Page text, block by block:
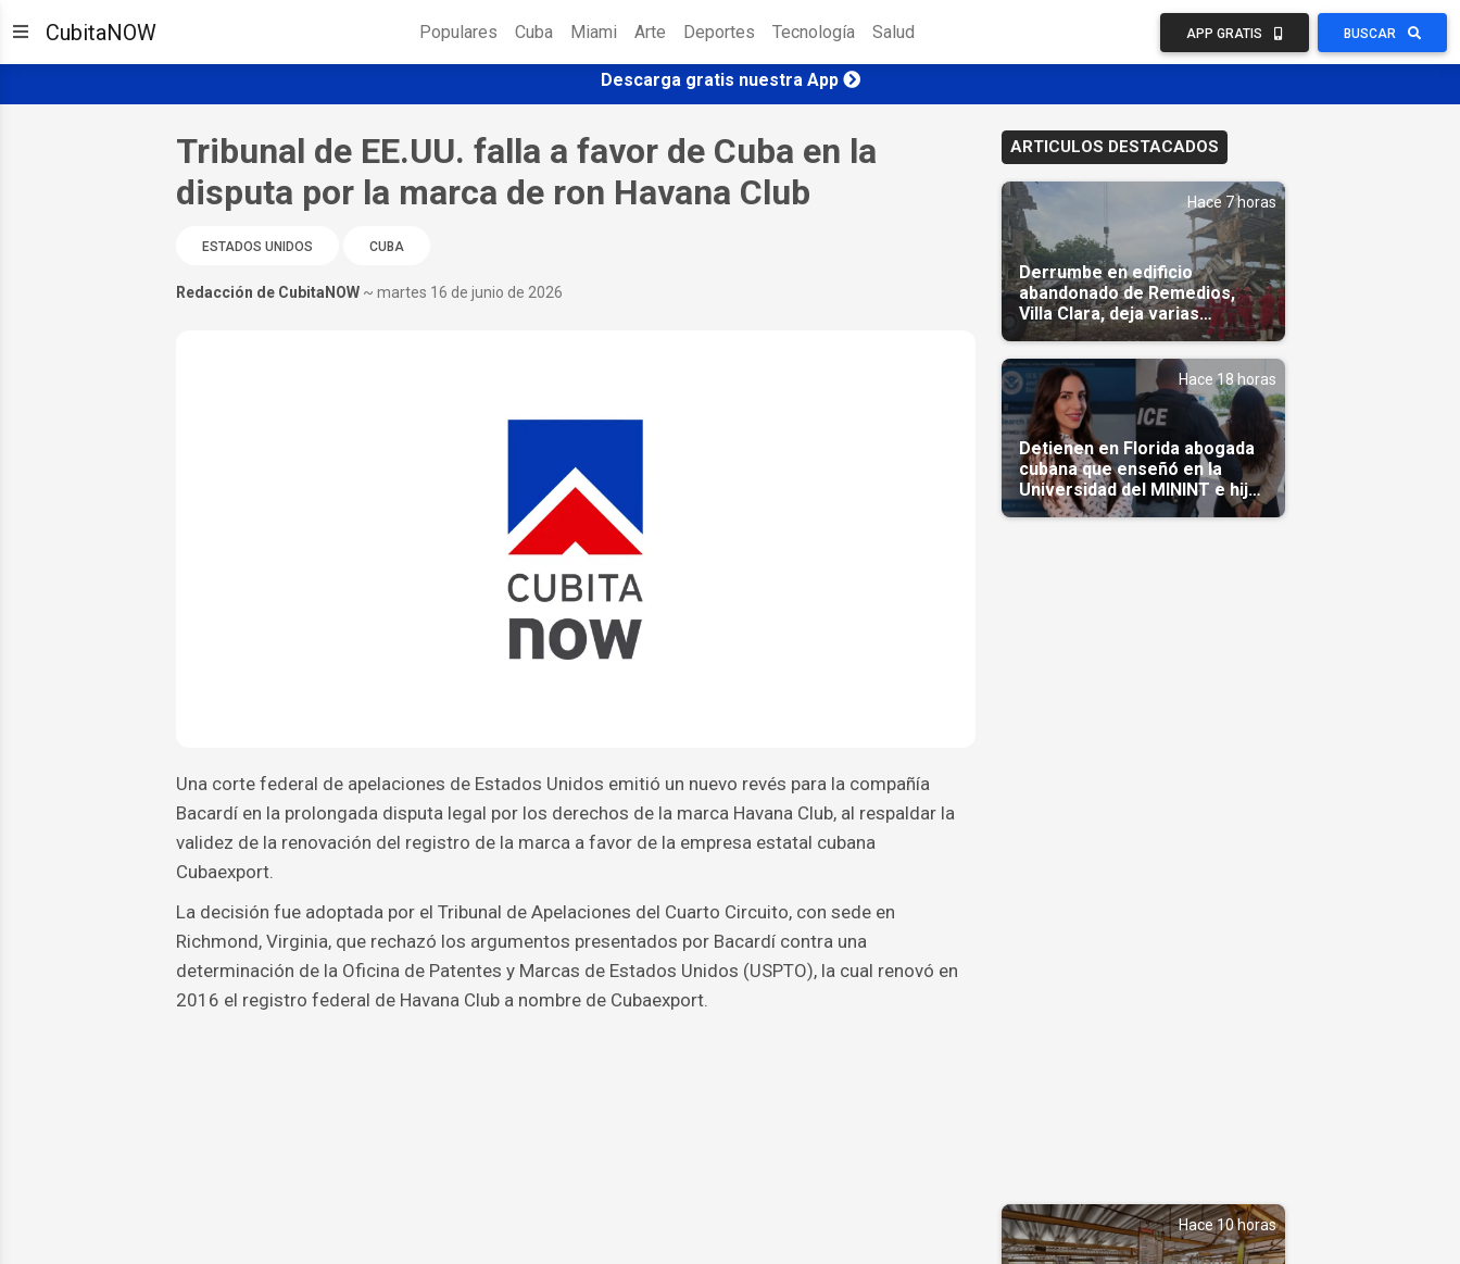
CubitaNOW Populares Cuba Miami Arte Deportes Tecnología Salud APP GRATIS BUSCAR
Descarga gratis nuestra App
Tribunal de EE.UU. falla a favor de Cuba en la
disputa por la marca de ron Havana Club
ESTADOS UNIDOS CUBA
Redacción de CubitaNOW ~ martes 16 de junio de 2026
Una corte federal de apelaciones de Estados Unidos emitió un nuevo revés para la compañía
Bacardí en la prolongada disputa legal por los derechos de la marca Havana Club, al respaldar la
validez de la renovación del registro de la marca a favor de la empresa estatal cubana
Cubaexport.
La decisión fue adoptada por el Tribunal de Apelaciones del Cuarto Circuito, con sede en
Richmond, Virginia, que rechazó los argumentos presentados por Bacardí contra una
determinación de la Oficina de Patentes y Marcas de Estados Unidos (USPTO), la cual renovó en
2016 el registro federal de Havana Club a nombre de Cubaexport.
ARTICULOS DESTACADOS
Hace 7 horas
Derrumbe en edificio
abandonado de Remedios,
Villa Clara, deja varias
personas atrapadas
Hace 18 horas
Detienen en Florida abogada
cubana que enseñó en la
Universidad del MININT e hija
de diplomático cubano
Hace 10 horas